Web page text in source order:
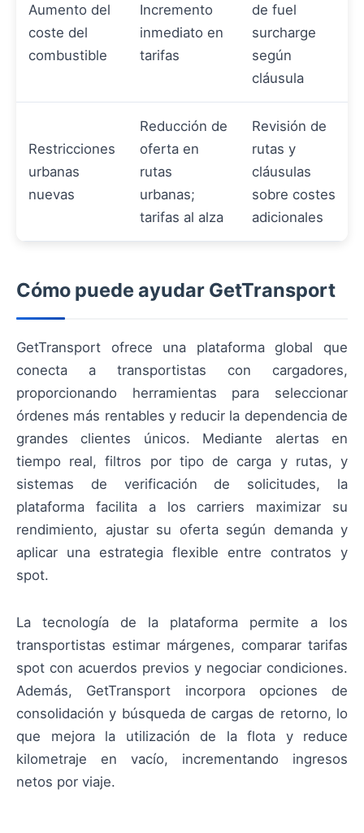
Aumento del
coste del
combustible
Incremento
inmediato en
tarifas
de fuel
surcharge
según
cláusula
Restricciones
urbanas
nuevas
Reducción de
oferta en
rutas
urbanas;
tarifas al alza
Revisión de
rutas y
cláusulas
sobre costes
adicionales
Cómo puede ayudar GetTransport
GetTransport ofrece una plataforma global que
conecta a transportistas con cargadores,
proporcionando herramientas para seleccionar
órdenes más rentables y reducir la dependencia de
grandes clientes únicos. Mediante alertas en
tiempo real, filtros por tipo de carga y rutas, y
sistemas de verificación de solicitudes, la
plataforma facilita a los carriers maximizar su
rendimiento, ajustar su oferta según demanda y
aplicar una estrategia flexible entre contratos y
spot.
La tecnología de la plataforma permite a los
transportistas estimar márgenes, comparar tarifas
spot con acuerdos previos y negociar condiciones.
Además, GetTransport incorpora opciones de
consolidación y búsqueda de cargas de retorno, lo
que mejora la utilización de la flota y reduce
kilometraje en vacío, incrementando ingresos
netos por viaje.